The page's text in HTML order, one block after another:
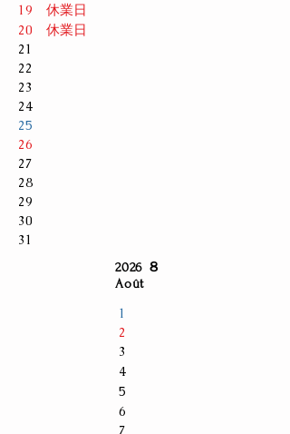
19 休業日
20 休業日
21
22
23
24
25
26
27
28
29
30
31
2026 ８
Août
1
2
3
4
5
6
7